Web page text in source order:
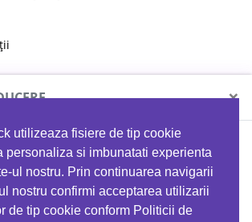
utilizeaza fisiere de tip cookie
personaliza si imbunatati experienta
ul nostru. Prin continuarea navigarii
nostru confirmi acceptarea utilizarii
de tip cookie conform Politicii de
×
MYPROTEIN
la orice comandă folosind codul